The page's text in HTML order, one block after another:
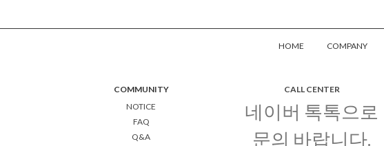
HOME COMPANY
COMMUNITY
NOTICE
FAQ
Q&A
CALL CENTER
네이버 톡톡으로
문의 바랍니다.